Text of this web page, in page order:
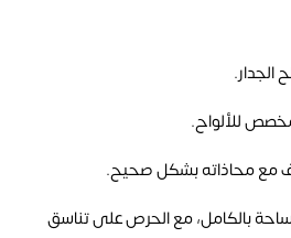
للألواح.
مع محاذاته بشكل صحيح.
بالكامل، مع الحرص على تناسق